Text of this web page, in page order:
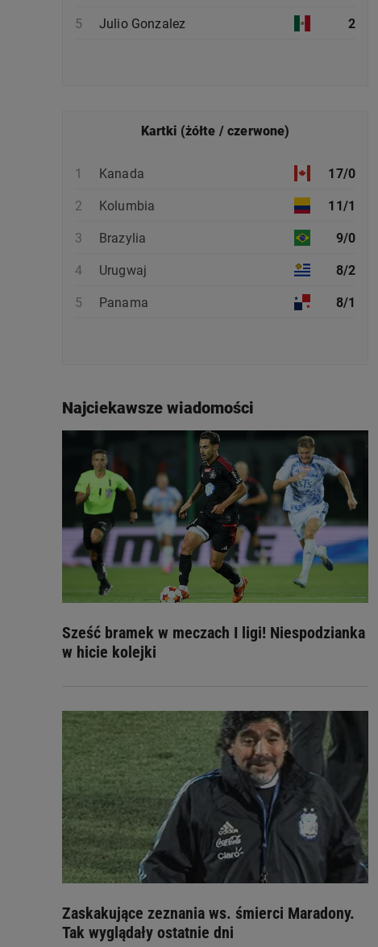
5 Julio Gonzalez 2
Kartki (żółte / czerwone)
1 Kanada 17/0
2 Kolumbia 11/1
3 Brazylia 9/0
4 Urugwaj 8/2
5 Panama 8/1
Najciekawsze wiadomości
Sześć bramek w meczach I ligi! Niespodzianka
w hicie kolejki
Zaskakujące zeznania ws. śmierci Maradony.
Tak wyglądały ostatnie dni